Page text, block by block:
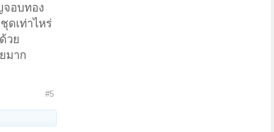
จอบทอง
ดเท่าไหร่
วย
มาก
#5